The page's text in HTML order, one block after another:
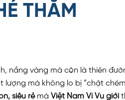
THĂM
nắng vàng mà còn là thiên
mà không lo bị “chặt
siêu rẻmà Việt Nam Vi Vu giới